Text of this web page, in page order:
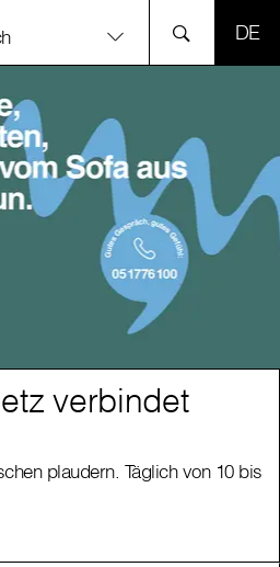
verbindet
plaudern. Täglich von 10 bis
verbindet
plaudern. Täglich von 10 bis